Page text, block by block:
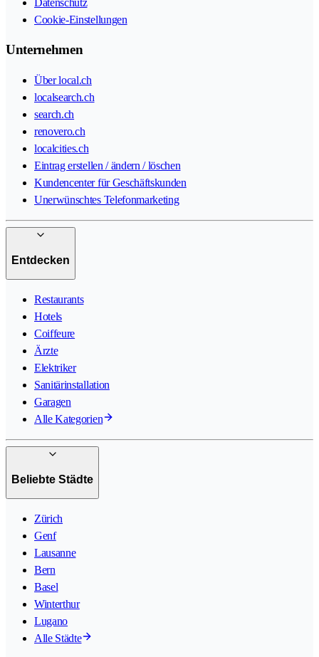
Cookie-Einstellungen
Unternehmen
Über local.ch
localsearch.ch
search.ch
renovero.ch
localcities.ch
Eintrag erstellen / ändern / löschen
Kundencenter für Geschäftskunden
Unerwünschtes Telefonmarketing
Entdecken
Restaurants
Hotels
Coiffeure
Ärzte
Elektriker
Sanitärinstallation
Garagen
Alle Kategorien
Beliebte Städte
Zürich
Genf
Lausanne
Bern
Basel
Winterthur
Lugano
Alle Städte